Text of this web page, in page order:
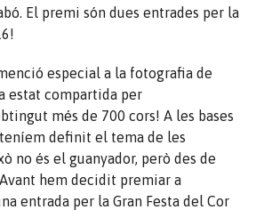
El premi són dues entrades per la
especial a la fotografia de
estat compartida per
més de 700 cors! A les bases
definit el tema de les
no és el guanyador, però des de
hem decidit premiar a
entrada per la Gran Festa del Cor